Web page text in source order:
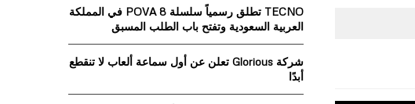
f
:
TECNO تطلق رسمياً سلسلة POVA 8 في المملكة
العربية السعودية وتفتح باب الطلب المسبق
شركة Glorious تعلن عن أول سماعة ألعاب لا تنقطع
أبدًا